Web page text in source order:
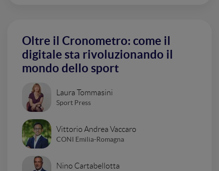
Oltre il Cronometro: come il
digitale sta rivoluzionando il
mondo dello sport
Laura Tommasini
Sport Press
Vittorio Andrea Vaccaro
CONI Emilia-Romagna
Nino Cartabellotta